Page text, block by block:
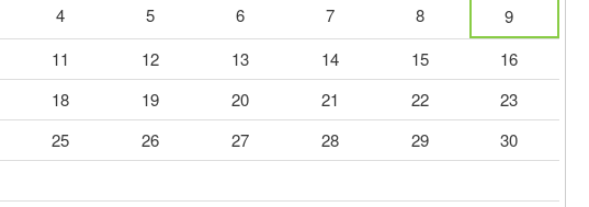
4 5 6 7 8
9
11 12 13 14 15
16
18 19 20 21 22
23
25 26 27 28 29
30